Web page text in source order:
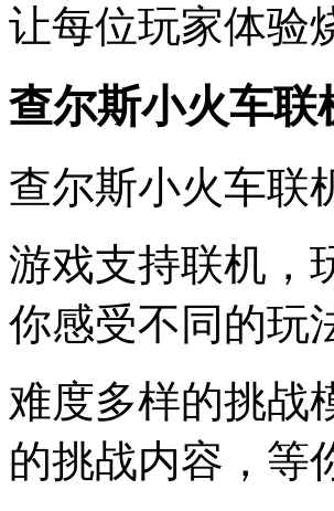
让每位玩家体验
查尔斯小火车联
查尔斯小火车联
游戏支持联机，
你感受不同的玩
难度多样的挑战
的挑战内容，等